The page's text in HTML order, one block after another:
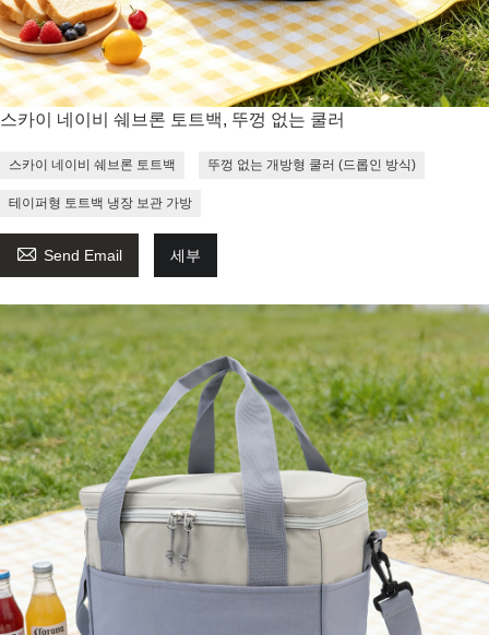
스카이 네이비 쉐브론 토트백, 뚜껑 없는 쿨러
스카이 네이비 쉐브론 토트백 뚜껑 없는 개방형 쿨러 (드롭인 방식)
테이퍼형 토트백 냉장 보관 가방
 Send Email 세부